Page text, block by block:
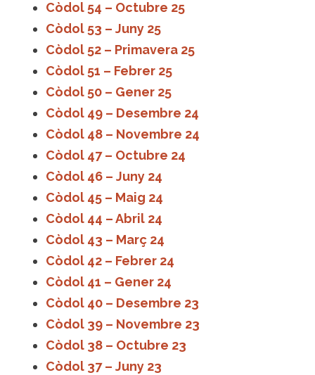
Còdol 54 – Octubre 25
Còdol 53 – Juny 25
Còdol 52 – Primavera 25
Còdol 51 – Febrer 25
Còdol 50 – Gener 25
Còdol 49 – Desembre 24
Còdol 48 – Novembre 24
Còdol 47 – Octubre 24
Còdol 46 – Juny 24
Còdol 45 – Maig 24
Còdol 44 – Abril 24
Còdol 43 – Març 24
Còdol 42 – Febrer 24
Còdol 41 – Gener 24
Còdol 40 – Desembre 23
Còdol 39 – Novembre 23
Còdol 38 – Octubre 23
Còdol 37 – Juny 23